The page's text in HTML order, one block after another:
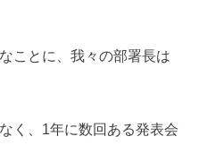
ことに、我々の部署長は
く、1年に数回ある発表会